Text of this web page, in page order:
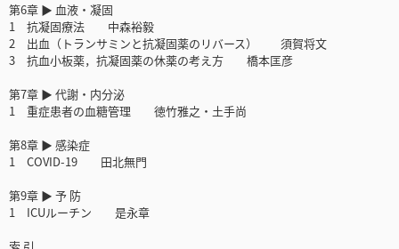
第6章 ▶ 血液・凝固
1 抗凝固療法 中森裕毅
2 出血（トランサミンと抗凝固薬のリバース） 須賀将文
3 抗血小板薬，抗凝固薬の休薬の考え方 橋本匡彦
第7章 ▶ 代謝・内分泌
1 重症患者の血糖管理 徳竹雅之・土手尚
第8章 ▶ 感染症
1 COVID-19 田北無門
第9章 ▶ 予 防
1 ICUルーチン 是永章